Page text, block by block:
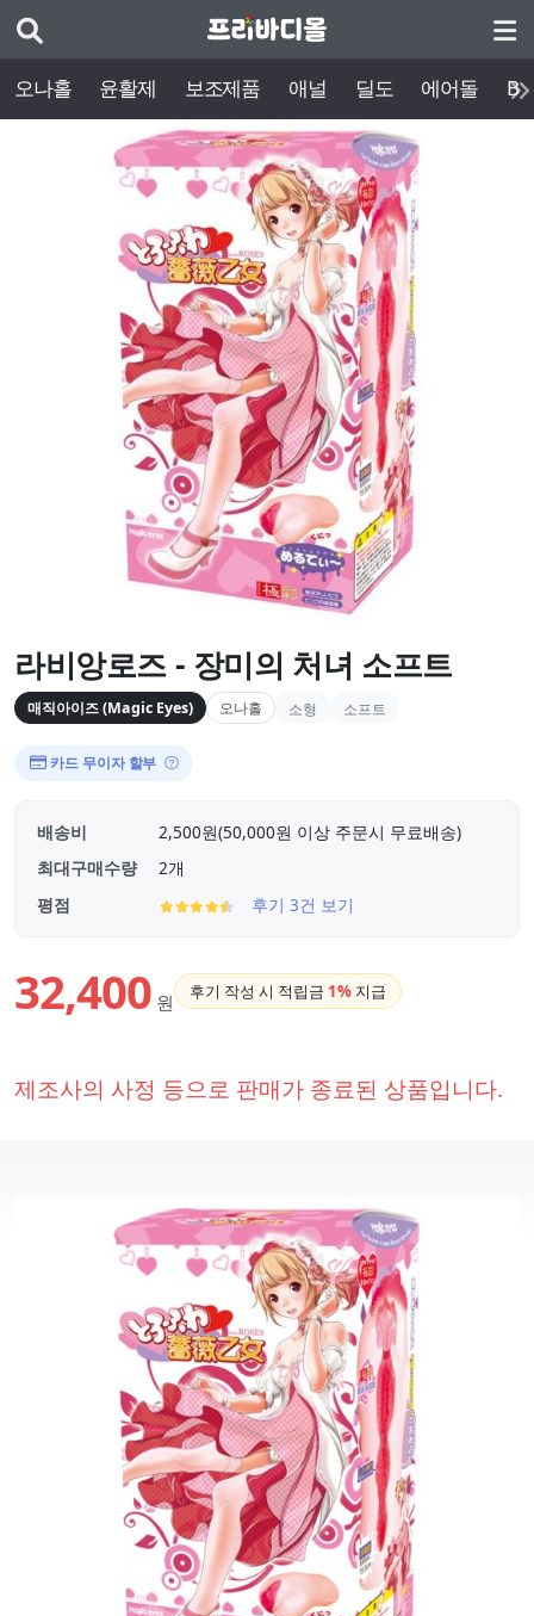
오나홀 윤활제 보조제품 애널 딜도 에어돌
라비앙로즈 - 장미의 처녀 소프트
매직아이즈 (Magic Eyes) 오나홀 소형 소프트
카드 무이자 할부
배송비
2,500원(50,000원 이상 주문시 무료배송)
최대구매수량
2개
평점
후기 3건 보기
32,400 원 후기 작성 시 적립금 1% 지급
제조사의 사정 등으로 판매가 종료된 상품입니다.